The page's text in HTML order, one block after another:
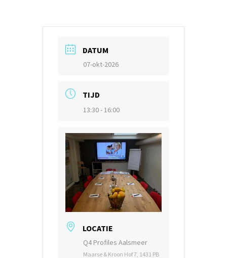
DATUM
07-okt-2026
TIJD
13:30 - 16:00
LOCATIE
Q4 Profiles Aalsmeer
Maarse & Kroon Hof 7, 1431 PB